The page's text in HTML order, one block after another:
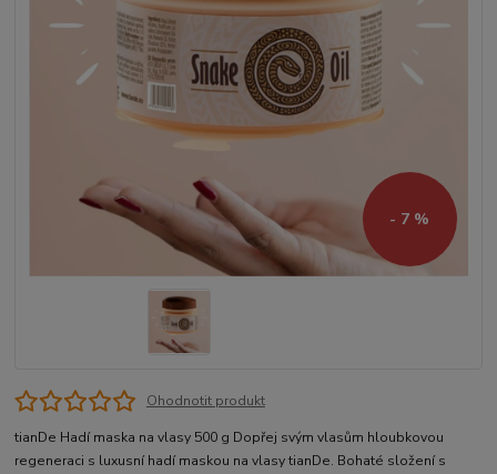
- 7 %
Ohodnotit produkt
tianDe Hadí maska na vlasy 500 g Dopřej svým vlasům hloubkovou
regeneraci s luxusní hadí maskou na vlasy tianDe. Bohaté složení s